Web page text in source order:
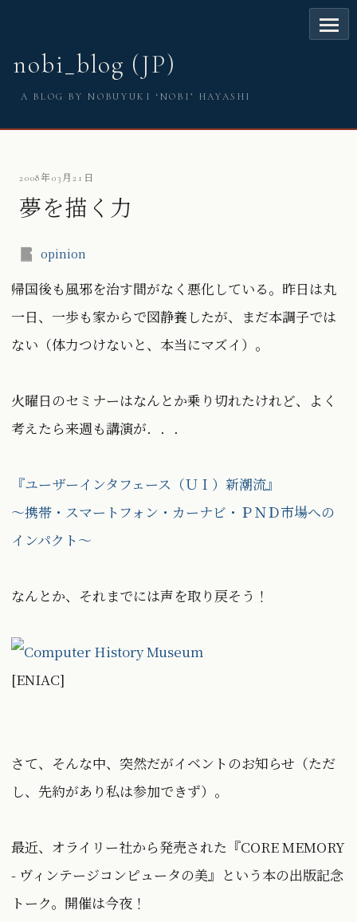
nobi_blog (JP)
A BLOG BY NOBUYUKI ‘NOBI’ HAYASHI
2008年03月21日
夢を描く力
opinion
帰国後も風邪を治す間がなく悪化している。昨日は丸
一日、一歩も家からで図静養したが、まだ本調子では
ない（体力つけないと、本当にマズイ）。
火曜日のセミナーはなんとか乗り切れたけれど、よく
考えたら来週も講演が．．．
『ユーザーインタフェース（ＵＩ）新潮流』
〜携帯・スマートフォン・カーナビ・ＰＮＤ市場への
インパクト〜
なんとか、それまでには声を取り戻そう！
[ENIAC]
さて、そんな中、突然だがイベントのお知らせ（ただ
し、先約があり私は参加できず）。
最近、オライリー社から発売された『CORE MEMORY
- ヴィンテージコンピュータの美』という本の出版記念
トーク。開催は今夜！